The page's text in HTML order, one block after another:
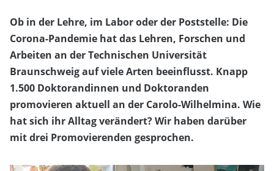
Ob in der Lehre, im Labor oder der Poststelle: Die
Corona-Pandemie hat das Lehren, Forschen und
Arbeiten an der Technischen Universität
Braunschweig auf viele Arten beeinflusst. Knapp
1.500 Doktorandinnen und Doktoranden
promovieren aktuell an der Carolo-Wilhelmina. Wie
hat sich ihr Alltag verändert? Wir haben darüber
mit drei Promovierenden gesprochen.